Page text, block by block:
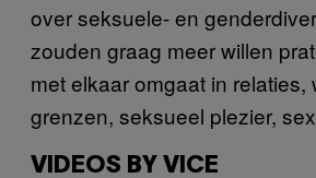
over seksuele- en
zouden graag meer willen
met elkaar omgaat in relaties,
grenzen, seksueel plezier,
VIDEOS BY VICE